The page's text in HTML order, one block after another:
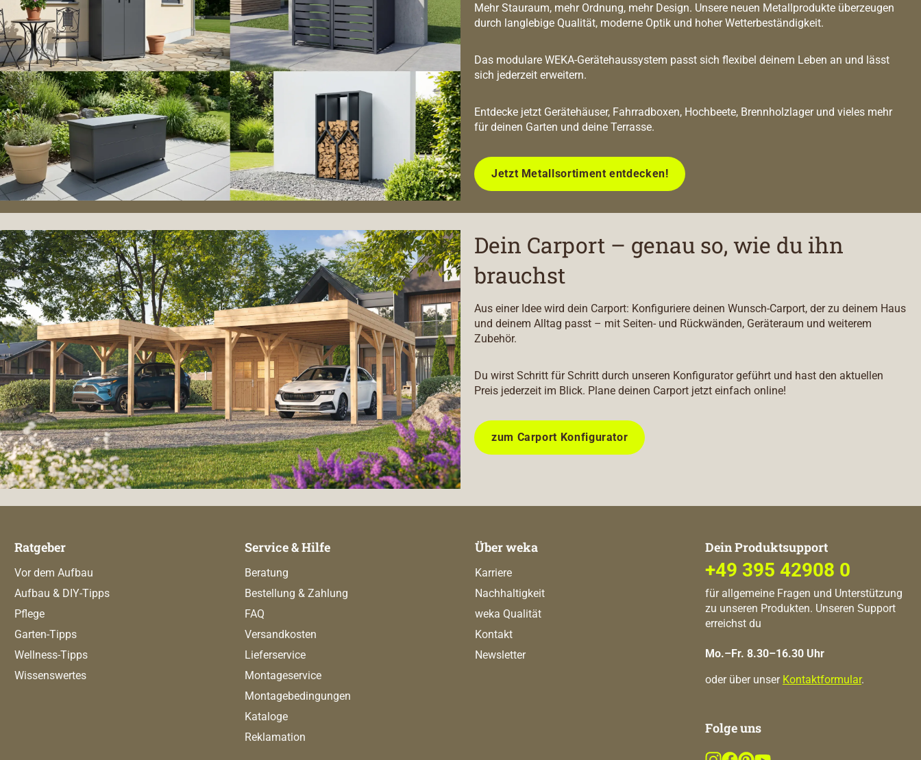
Mehr Stauraum, mehr Ordnung, mehr Design. Unsere neuen Metallprodukte überzeugen
durch langlebige Qualität, moderne Optik und hoher Wetterbeständigkeit.
Das modulare WEKA-Gerätehaussystem passt sich flexibel deinem Leben an und lässt
sich jederzeit erweitern.
Entdecke jetzt Gerätehäuser, Fahrradboxen, Hochbeete, Brennholzlager und vieles mehr
für deinen Garten und deine Terrasse.
Jetzt Metallsortiment entdecken!
Dein Carport – genau so, wie du ihn
brauchst
Aus einer Idee wird dein Carport: Konfiguriere deinen Wunsch-Carport, der zu deinem Haus
und deinem Alltag passt – mit Seiten- und Rückwänden, Geräteraum und weiterem
Zubehör.
Du wirst Schritt für Schritt durch unseren Konfigurator geführt und hast den aktuellen
Preis jederzeit im Blick. Plane deinen Carport jetzt einfach online!
zum Carport Konfigurator
Ratgeber
Vor dem Aufbau
Aufbau & DIY-Tipps
Pflege
Garten-Tipps
Wellness-Tipps
Wissenswertes
Service & Hilfe
Beratung
Bestellung & Zahlung
FAQ
Versandkosten
Lieferservice
Montageservice
Montagebedingungen
Kataloge
Reklamation
Über weka
Karriere
Nachhaltigkeit
weka Qualität
Kontakt
Newsletter
Dein Produktsupport
+49 395 42908 0
für allgemeine Fragen und Unterstützung
zu unseren Produkten. Unseren Support
erreichst du
Mo.–Fr. 8.30–16.30 Uhr
oder über unser Kontaktformular.
Folge uns